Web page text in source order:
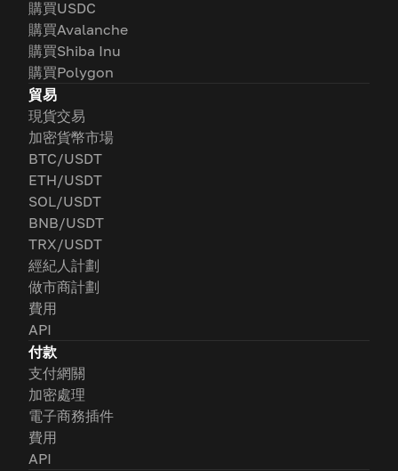
購買USDC
購買Avalanche
購買Shiba Inu
購買Polygon
貿易
現貨交易
加密貨幣市場
BTC/USDT
ETH/USDT
SOL/USDT
BNB/USDT
TRX/USDT
經紀人計劃
做市商計劃
費用
API
付款
支付網關
加密處理
電子商務插件
費用
API